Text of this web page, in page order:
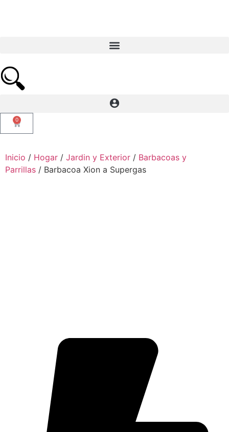
0
Inicio / Hogar / Jardin y Exterior / Barbacoas y
Parrillas / Barbacoa Xion a Supergas